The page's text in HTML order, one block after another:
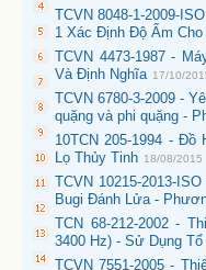
TCVN 8048-1-2009-
1 Xác Định Độ Ẩm
TCVN 4473-1987 -
Và Định Nghĩa 17/10/
TCVN 6780-3-2009 -
quặng và phi quặng -
10TCN 205-1994 - Đồ
Lọ Thủy Tinh 18/08/2015
TCVN 10215-2013-
Bugi Đánh Lửa -
TCN 68-212-2002 -
3400 Hz) - Sử Dụng
TCVN 7551-2005 -